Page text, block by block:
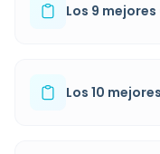
Los 9
Los 10